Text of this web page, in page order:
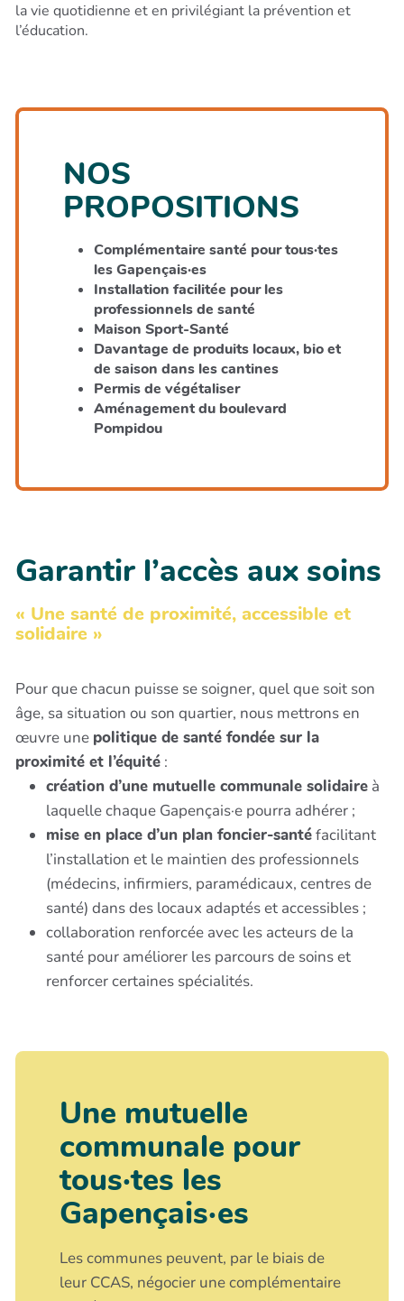
la vie quotidienne et en privilégiant la prévention et
l’éducation.
NOS
PROPOSITIONS
Complémentaire santé pour tous·tes
les Gapençais·es
Installation facilitée pour les
professionnels de santé
Maison Sport-Santé
Davantage de produits locaux, bio et
de saison dans les cantines
Permis de végétaliser
Aménagement du boulevard
Pompidou
Garantir l’accès aux soins
« Une santé de proximité, accessible et
solidaire »
Pour que chacun puisse se soigner, quel que soit son
âge, sa situation ou son quartier, nous mettrons en
œuvre une politique de santé fondée sur la
proximité et l’équité :
création d’une mutuelle communale solidaire à
laquelle chaque Gapençais·e pourra adhérer ;
mise en place d’un plan foncier-santéfacilitant
l’installation et le maintien des professionnels
(médecins, infirmiers, paramédicaux, centres de
santé) dans des locaux adaptés et accessibles ;
collaboration renforcée avec les acteurs de la
santé pour améliorer les parcours de soins et
renforcer certaines spécialités.
Une mutuelle
communale pour
tous·tes les
Gapençais·es
Les communes peuvent, par le biais de
leur CCAS, négocier une complémentaire